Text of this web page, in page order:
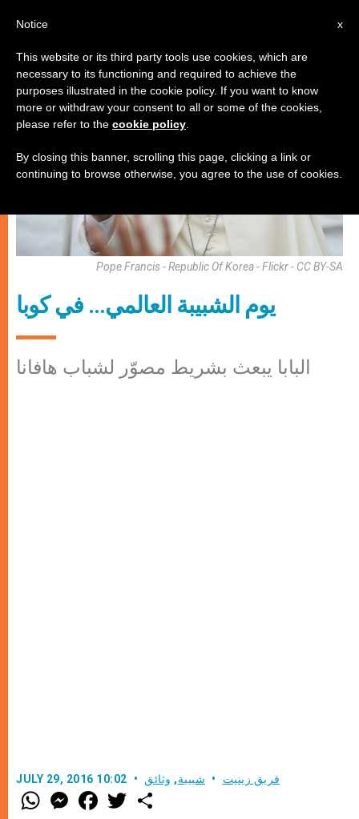
شبيبة,وثائق
Pope Francis - Republic Of Korea - Flickr - CC BY-SA
يوم الشبيبة العالمي… في كوبا
البابا يبعث بشريط مصوّر لشباب هافانا
JULY 29, 2016 10:02 فريق زينيت شبيبة, وثائق
W
h
M
e
F
a w
x
Notice
This website or its third party tools use cookies, which are
necessary to its functioning and required to achieve the
purposes illustrated in the cookie policy. If you want to know
more or withdraw your consent to all or some of the cookies,
please refer to the cookie policy
By closing this banner, scrolling this page, clicking a link or
continuing to browse otherwise, you agree to the use of cookies.